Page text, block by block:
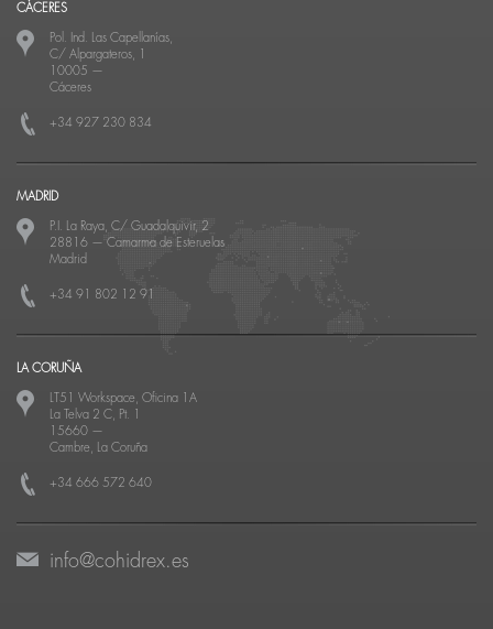
CÁCERES
Pol. Ind. Las Capellanías,
C/ Alpargateros, 1
10005 —
Cáceres
+34 927 230 834
MADRID
P.I. La Raya, C/ Guadalquivir, 2
28816 — Camarma de Esteruelas
Madrid
+34 91 802 12 91
LA CORUÑA
LT51 Workspace, Oficina 1A
La Telva 2 C, Pt. 1
15660 —
Cambre, La Coruña
+34 666 572 640
info@cohidrex.es